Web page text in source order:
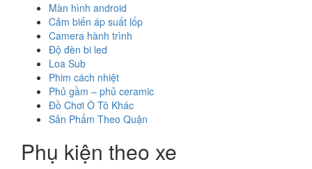
Màn hình android
Cảm biến áp suất lốp
Camera hành trình
Độ đèn bi led
Loa Sub
Phim cách nhiệt
Phủ gầm – phủ ceramic
Đồ Chơi Ô Tô Khác
Sản Phẩm Theo Quận
Phụ kiện theo xe